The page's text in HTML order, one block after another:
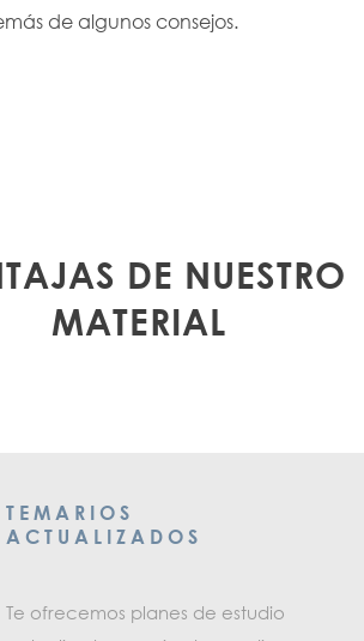
de algunos consejos.
DE NUESTRO
MATERIAL
TEMARIOS
ACTUALIZADOS
Te ofrecemos planes de estudio